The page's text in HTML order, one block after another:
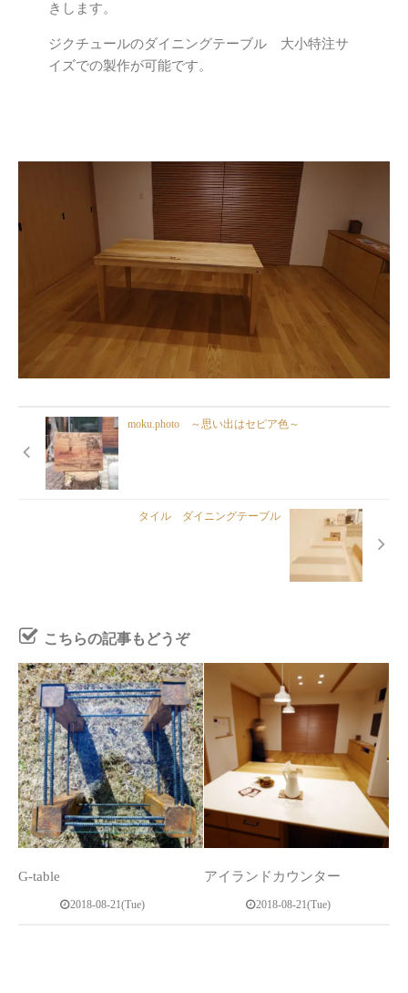
きします。
ジクチュールのダイニングテーブル 大小特注サ
イズでの製作が可能です。
moku.photo ～思い出はセピア色～
タイル ダイニングテーブル
こちらの記事もどうぞ
G-table
2018-08-21(Tue)
アイランドカウンター
2018-08-21(Tue)